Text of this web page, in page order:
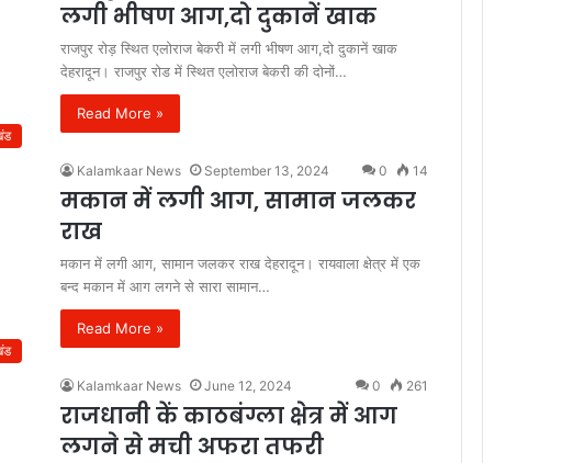
लगी भीषण आग,दो दुकानें खाक
राजपुर रोड़ स्थित एलोराज बेकरी में लगी भीषण आग,दो दुकानें खाक
देहरादून। राजपुर रोड में स्थित एलोराज बेकरी की दोनों…
Read More »
Kalamkaar News September 13, 2024 0 14
मकान में लगी आग, सामान जलकर
राख
मकान में लगी आग, सामान जलकर राख देहरादून। रायवाला क्षेत्र में एक
बन्द मकान में आग लगने से सारा सामान…
Read More »
Kalamkaar News June 12, 2024 0 261
राजधानी कें काठबंग्ला क्षेत्र में आग
लगने से मची अफरा तफरी